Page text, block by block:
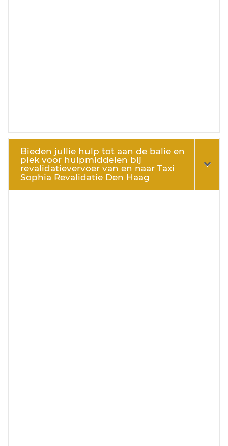
Bieden jullie hulp tot aan de balie en
plek voor hulpmiddelen bij
revalidatievervoer van en naar Taxi
Sophia Revalidatie Den Haag